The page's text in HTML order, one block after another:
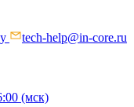
tech-help@in-core.ru
(мск)